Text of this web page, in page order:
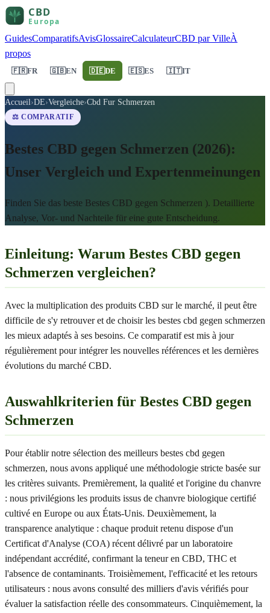
GuidesComparatifsAvisGlossaireCalculateurCBD par VilleÀ
propos
🇫🇷FR 🇬🇧EN 🇩🇪DE 🇪🇸ES 🇮🇹IT
Accueil›DE›Vergleiche›Cbd Fur Schmerzen
⚖️ COMPARATIF
Bestes CBD gegen Schmerzen (2026):
Unser Vergleich und Expertenmeinungen
Finden Sie das beste Bestes CBD gegen Schmerzen ). Detaillierte
Analyse, Vor- und Nachteile für eine gute Entscheidung.
Einleitung: Warum Bestes CBD gegen
Schmerzen vergleichen?
Avec la multiplication des produits CBD sur le marché, il peut être
difficile de s'y retrouver et de choisir les bestes cbd gegen schmerzen
les mieux adaptés à ses besoins. Ce comparatif est mis à jour
régulièrement pour intégrer les nouvelles références et les dernières
évolutions du marché CBD.
Auswahlkriterien für Bestes CBD gegen
Schmerzen
Pour établir notre sélection des meilleurs bestes cbd gegen
schmerzen, nous avons appliqué une méthodologie stricte basée sur
les critères suivants. Premièrement, la qualité et l'origine du chanvre
: nous privilégions les produits issus de chanvre biologique certifié
cultivé en Europe ou aux États-Unis. Deuxièmement, la
transparence analytique : chaque produit retenu dispose d'un
Certificat d'Analyse (COA) récent délivré par un laboratoire
indépendant accrédité, confirmant la teneur en CBD, THC et
l'absence de contaminants. Troisièmement, l'efficacité et les retours
utilisateurs : nous avons consulté des milliers d'avis vérifiés pour
évaluer la satisfaction réelle des consommateurs. Cinquièmement, la